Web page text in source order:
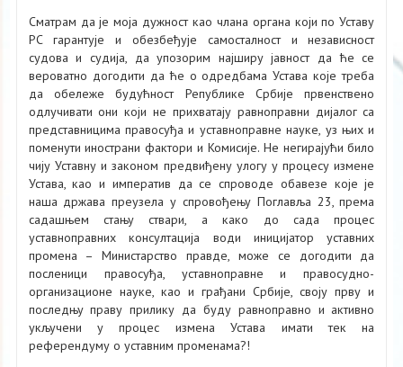
Сматрам да је моја дужност као члана органа који по Уставу
РС гарантује и обезбеђује самосталност и независност
судова и судија, да упозорим најширу јавност да ће се
вероватно догодити да ће о одредбама Устава које треба
да обележе будућност Републике Србије првенствено
одлучивати они који не прихватају равноправни дијалог са
представницима правосуђа и уставноправне науке, уз њих и
поменути инострани фактори и Комисије. Не негирајући било
чију Уставну и законом предвиђену улогу у процесу измене
Устава, као и императив да се спроводе обавезе које је
наша држава преузела у спровођењу Поглавља 23, према
садашњем стању ствари, а како до сада процес
уставноправних консултација води иницијатор уставних
промена – Министарство правде, може се догодити да
посленици правосуђа, уставноправне и правосудно-
организационе науке, као и грађани Србије, своју прву и
последњу праву прилику да буду равноправно и активно
укључени у процес измена Устава имати тек на
референдуму о уставним променама?!